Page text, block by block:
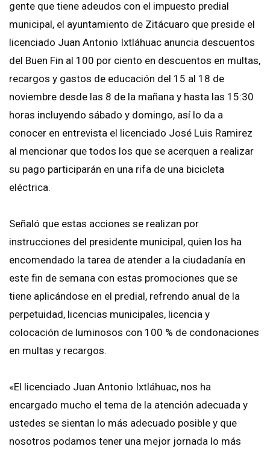
gente que tiene adeudos con el impuesto predial
municipal, el ayuntamiento de Zitácuaro que preside el
licenciado Juan Antonio Ixtláhuac anuncia descuentos
del Buen Fin al 100 por ciento en descuentos en multas,
recargos y gastos de educación del 15 al 18 de
noviembre desde las 8 de la mañana y hasta las 15:30
horas incluyendo sábado y domingo, así lo da a
conocer en entrevista el licenciado José Luis Ramirez
al mencionar que todos los que se acerquen a realizar
su pago participarán en una rifa de una bicicleta
eléctrica.
Señaló que estas acciones se realizan por
instrucciones del presidente municipal, quien los ha
encomendado la tarea de atender a la ciudadanía en
este fin de semana con estas promociones que se
tiene aplicándose en el predial, refrendo anual de la
perpetuidad, licencias municipales, licencia y
colocación de luminosos con 100 % de condonaciones
en multas y recargos.
«El licenciado Juan Antonio Ixtláhuac, nos ha
encargado mucho el tema de la atención adecuada y
ustedes se sientan lo más adecuado posible y que
nosotros podamos tener una mejor jornada lo más